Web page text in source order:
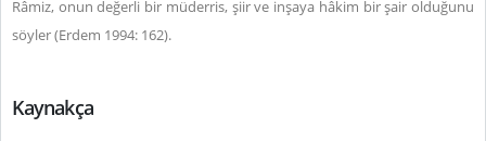
Râmiz, onun değerli bir müderris, şiir ve inşaya hâkim bir şair olduğunu
söyler (Erdem 1994: 162).
Kaynakça